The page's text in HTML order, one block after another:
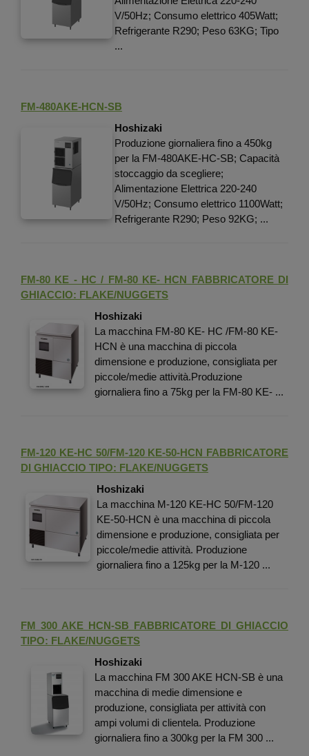
V/50Hz; Consumo elettrico 405Watt;
Refrigerante R290; Peso 63KG; Tipo
...
FM-480AKE-HCN-SB
Hoshizaki
Produzione giornaliera fino a 450kg
per la FM-480AKE-HC-SB; Capacità
stoccaggio da scegliere;
Alimentazione Elettrica 220-240
V/50Hz; Consumo elettrico 1100Watt;
Refrigerante R290; Peso 92KG; ...
FM-80 KE - HC / FM-80 KE- HCN FABBRICATORE DI
GHIACCIO: FLAKE/NUGGETS
Hoshizaki
La macchina FM-80 KE- HC /FM-80 KE-
HCN è una macchina di piccola
dimensione e produzione, consigliata per
piccole/medie attività.Produzione
giornaliera fino a 75kg per la FM-80 KE- ...
FM-120 KE-HC 50/FM-120 KE-50-HCN FABBRICATORE
DI GHIACCIO TIPO: FLAKE/NUGGETS
Hoshizaki
La macchina M-120 KE-HC 50/FM-120
KE-50-HCN è una macchina di piccola
dimensione e produzione, consigliata per
piccole/medie attività. Produzione
giornaliera fino a 125kg per la M-120 ...
FM 300 AKE HCN-SB FABBRICATORE DI GHIACCIO
TIPO: FLAKE/NUGGETS
Hoshizaki
La macchina FM 300 AKE HCN-SB è una
macchina di medie dimensione e
produzione, consigliata per attività con
ampi volumi di clientela. Produzione
giornaliera fino a 300kg per la FM 300 ...